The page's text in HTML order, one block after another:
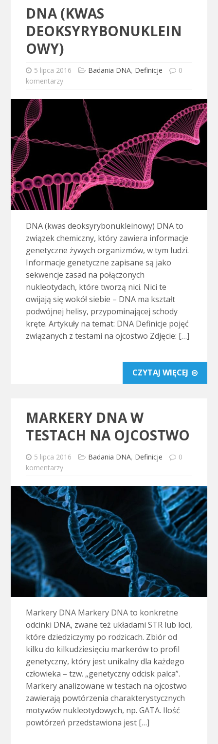
DNA (KWAS
DEOKSYRYBONUKLEIN
OWY)
5 lipca 2016 Badania DNA, Definicje
0
komentarzy
DNA (kwas deoksyrybonukleinowy) DNA to
związek chemiczny, który zawiera informacje
genetyczne żywych organizmów, w tym ludzi.
Informacje genetyczne zapisane są jako
sekwencje zasad na połączonych
nukleotydach, które tworzą nici. Nici te
owijają się wokół siebie – DNA ma kształt
podwójnej helisy, przypominającej schody
kręte. Artykuły na temat: DNA Definicje pojęć
związanych z testami na ojcostwo Zdjęcie: […]
CZYTAJ WIĘCEJ
MARKERY DNA W
TESTACH NA OJCOSTWO
5 lipca 2016 Badania DNA, Definicje
0
komentarzy
Markery DNA Markery DNA to konkretne
odcinki DNA, zwane też układami STR lub loci,
które dziedziczymy po rodzicach. Zbiór od
kilku do kilkudziesięciu markerów to profil
genetyczny, który jest unikalny dla każdego
człowieka – tzw. „genetyczny odcisk palca”.
Markery analizowane w testach na ojcostwo
zawierają powtórzenia charakterystycznych
motywów nukleotydowych, np. GATA. Ilość
powtórzeń przedstawiona jest […]